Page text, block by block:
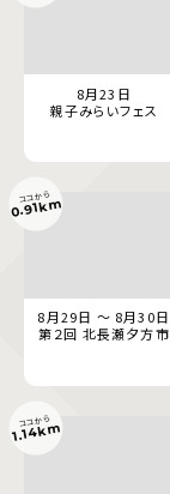
8月23日
親子みらいフェス
8月29日 ～ 8月30日
第２回 北長瀬夕方市
ココから
0.91km
ココから
1.14km